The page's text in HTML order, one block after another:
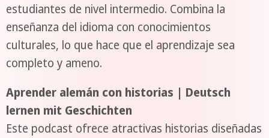
estudiantes de nivel intermedio. Combina la
enseñanza del idioma con conocimientos
culturales, lo que hace que el aprendizaje sea
completo y ameno.
Aprender alemán con historias | Deutsch
lernen mit Geschichten
Este podcast ofrece atractivas historias diseñadas